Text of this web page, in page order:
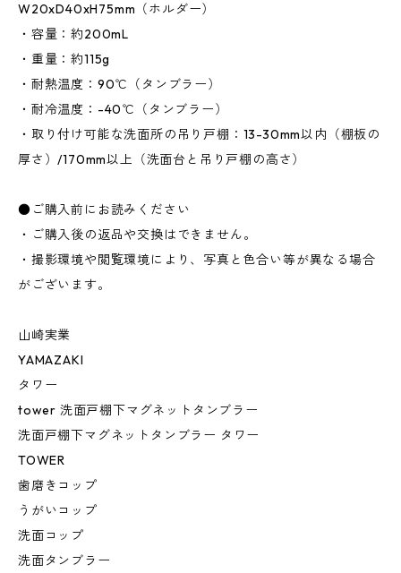
W20xD40xH75mm（ホルダー）
・容量：約200mL
・重量：約115g
・耐熱温度：90℃（タンブラー）
・耐冷温度：-40℃（タンブラー）
・取り付け可能な洗面所の吊り戸棚：13-30mm以内（棚板の
厚さ）/170mm以上（洗面台と吊り戸棚の高さ）
●ご購入前にお読みください
・ご購入後の返品や交換はできません。
・撮影環境や閲覧環境により、写真と色合い等が異なる場合
がございます。
山崎実業
YAMAZAKI
タワー
tower 洗面戸棚下マグネットタンブラー
洗面戸棚下マグネットタンブラー タワー
TOWER
歯磨きコップ
うがいコップ
洗面コップ
洗面タンブラー